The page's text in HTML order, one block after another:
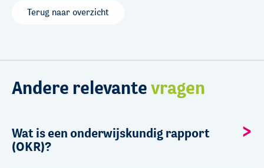
Terug naar overzicht
Andere relevantevragen
Wat is een onderwijskundig rapport
(OKR)?